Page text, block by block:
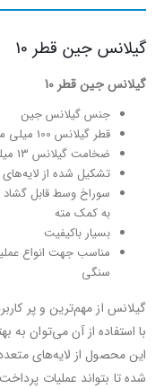
گیلانس جین قطر 10
گیلانس جین قطر 10
جنس گیلانس جین
قطر گیلانس 100 میلی متر
ضخامت گیلانس 13 میلی متر
تشکیل شده از
سوراخ وسط قابل
به کمک مته
بسیار باکیفیت
مناسب جهت انواع
سنگی
گیلانس از مهم‌ترین و پر
با استفاده از آن می‌توان به
این محصول از لایه‌‌های
شده تا بتواند عملیات